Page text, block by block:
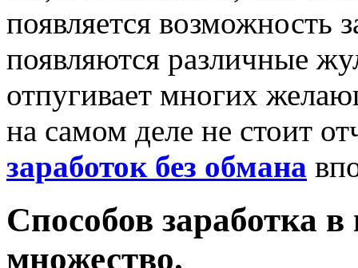
появляется возможность
появляются различные
отпугивает многих
на самом деле не стоит
заработок без обмана
Способов заработка
множество.